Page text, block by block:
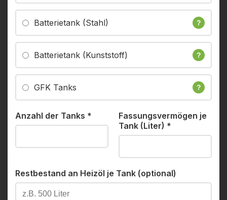
Batterietank (Stahl) ?
Batterietank (Kunststoff) ?
GFK Tanks ?
Anzahl der Tanks *
Fassungsvermögen je
Tank (Liter) *
Restbestand an Heizöl je Tank (optional)